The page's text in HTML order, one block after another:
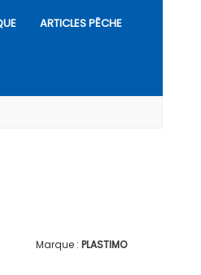
ARTICLES PÊCHE
PLASTIMO